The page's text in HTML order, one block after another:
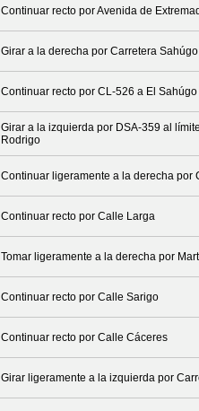
Continuar recto por Avenida de
Girar a la derecha por Carretera Sahúgo
Continuar recto por CL-526 a El Sahúgo
Girar a la izquierda por DSA-359 al
Rodrigo
Continuar ligeramente a la derecha por
Continuar recto por Calle Larga
Tomar ligeramente a la derecha por
Continuar recto por Calle Sarigo
Continuar recto por Calle Cáceres
Girar ligeramente a la izquierda por